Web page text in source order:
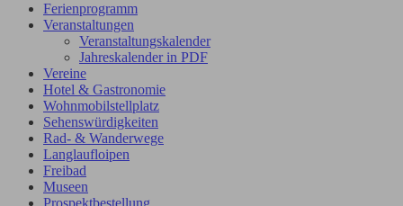
Ferienprogramm
Veranstaltungen
Veranstaltungskalender
Jahreskalender in PDF
Vereine
Hotel & Gastronomie
Wohnmobilstellplatz
Sehenswürdigkeiten
Rad- & Wanderwege
Langlaufloipen
Freibad
Museen
Prospektbestellung